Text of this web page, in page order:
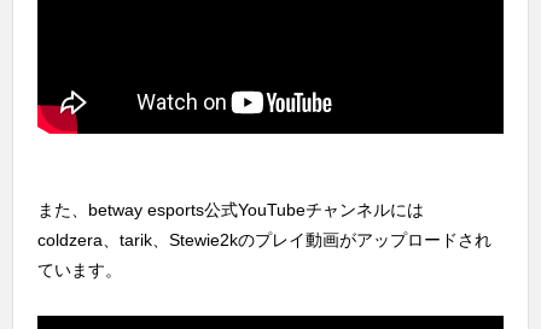
また、betway esports公式YouTubeチャンネルには
coldzera、tarik、Stewie2kのプレイ動画がアップロードされ
ています。